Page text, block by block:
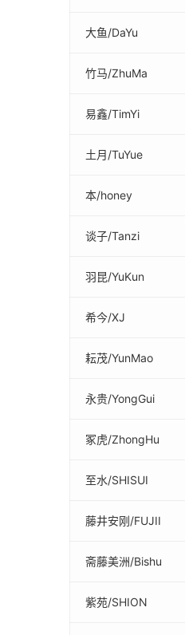
大鱼/DaYu
竹马/ZhuMa
易鑫/TimYi
土月/TuYue
本/honey
谈子/Tanzi
羽昆/YuKun
希今/XJ
耘茂/YunMao
永贵/YongGui
冢虎/ZhongHu
至水/SHISUI
藤井安刚/FUJII
斋藤美洲/Bishu
紫苑/SHION